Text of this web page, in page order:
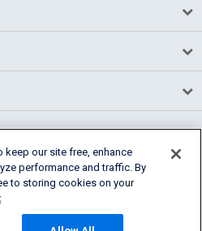
Settings
our site free, enhance
performance and traffic. By
to storing cookies on your